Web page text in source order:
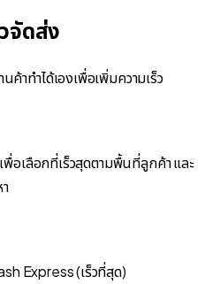
จัดส่ง
าทำได้เองเพื่อเพิ่มความเร็ว
พื่อเลือกที่เร็วสุดตามพื้นที่ลูกค้า และ
Express (เร็วที่สุด)